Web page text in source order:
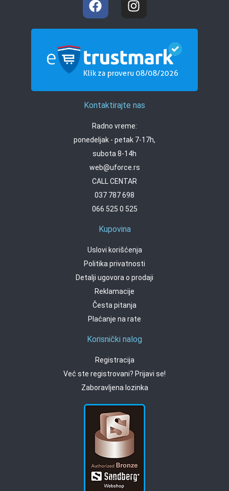
Kontaktirajte nas
Radno vreme:
ponedeljak - petak 7-17h,
subota 8-14h
web@uforce.rs
CALL CENTAR
037 787 698
066 525 0 525
Kupovina
Uslovi korišćenja
Politika privatnosti
Detalji ugovora o prodaji
Reklamacije
Česta pitanja
Plaćanje na rate
Korisnički nalog
Registracija
Već ste registrovani? Prijavi se!
Zaboravljena lozinka